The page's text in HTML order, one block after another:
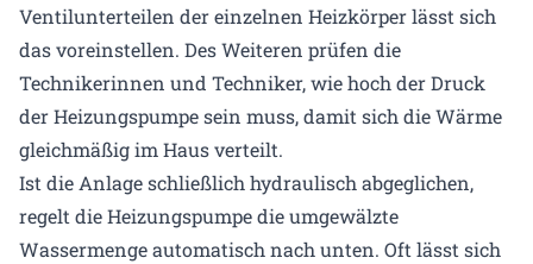
Ventilunterteilen der einzelnen Heizkörper lässt sich
das voreinstellen. Des Weiteren prüfen die
Technikerinnen und Techniker, wie hoch der Druck
der Heizungspumpe sein muss, damit sich die Wärme
gleichmäßig im Haus verteilt.
Ist die Anlage schließlich hydraulisch abgeglichen,
regelt die Heizungspumpe die umgewälzte
Wassermenge automatisch nach unten. Oft lässt sich